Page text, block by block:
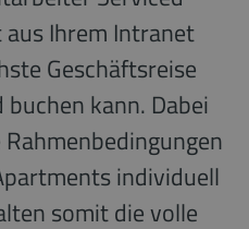
Ihrem Intranet
Geschäftsreise
kann. Dabei
individuell
somit die volle